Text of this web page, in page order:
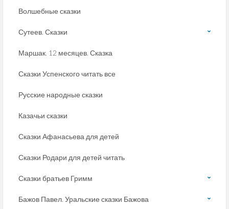
Волшебные сказки
Сутеев. Сказки
Маршак. 12 месяцев. Сказка
Сказки Успенского читать все
Русские народные сказки
Казачьи сказки
Сказки Афанасьева для детей
Сказки Родари для детей читать
Сказки братьев Гримм
Бажов Павел. Уральские сказки Бажова